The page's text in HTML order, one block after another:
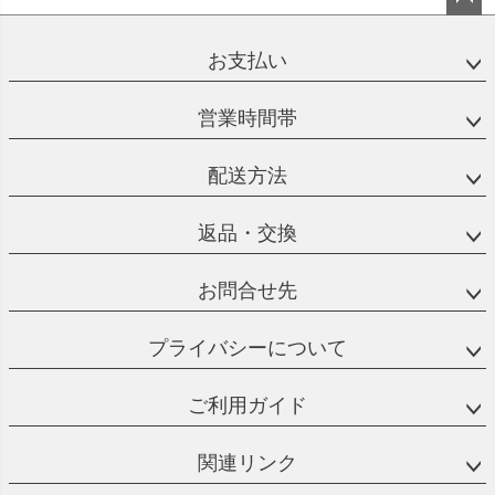
ップ
お支払い
営業時間帯
配送方法
返品・交換
お問合せ先
プライバシーについて
ご利用ガイド
関連リンク